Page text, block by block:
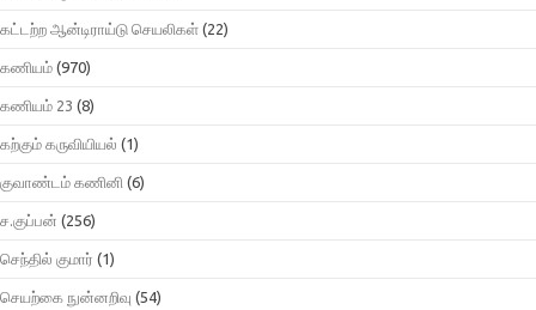
கட்டற்ற ஆன்டிராய்டு செயலிகள் (22)
கணியம் (970)
கணியம் 23 (8)
கற்கும் கருவியியல் (1)
குவாண்டம் கணினி (6)
ச.குப்பன் (256)
செந்தில் குமார் (1)
செயற்கை நுன்னறிவு (54)